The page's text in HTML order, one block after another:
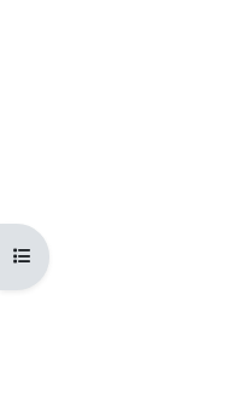
Ouvrir l’index du cours